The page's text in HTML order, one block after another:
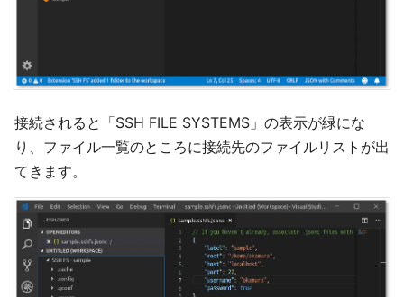
接続されると「SSH FILE SYSTEMS」の表示が緑にな
り、ファイル一覧のところに接続先のファイルリストが出
てきます。